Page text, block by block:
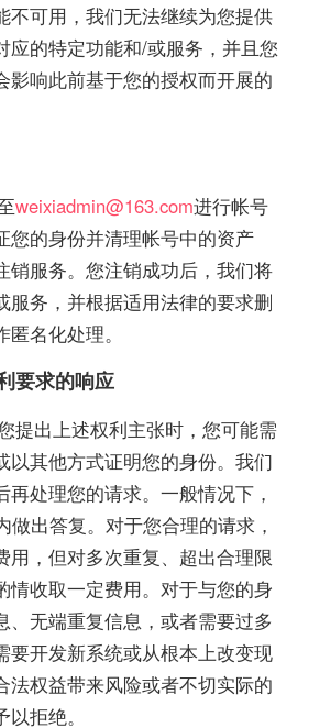
不可用，我们无法继续为您提供
应的特定功能和/或服务，并且您
影响此前基于您的授权而开展的
weixiadmin@163.com进行帐号
您的身份并清理帐号中的资产
销服务。您注销成功后，我们将
服务，并根据适用法律的要求删
名化处理。
要求的响应
提出上述权利主张时，您可能需
以其他方式证明您的身份。我们
处理您的请求。一般情况下，
做出答复。对于您合理的请求，
用，但对多次重复、超出合理限
情收取一定费用。对于与您的身
、无端重复信息，或者需要过多
要开发新系统或从根本上改变现
法权益带来风险或者不切实际的
拒绝。